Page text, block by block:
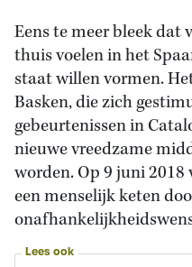
Eens te meer bleek dat
thuis voelen in het
staat willen vormen.
Basken, die zich
gebeurtenissen in
nieuwe vreedzame
worden. Op 9 juni 2018
een menselijk keten
Lees ook